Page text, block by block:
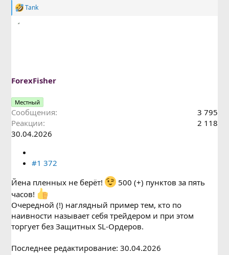
Р
а
Tank
ForexFisher
Местный
Сообщения
3 795
Реакции
2 118
30.04.2026
#1 372
Йена пленных не берёт!
500 (+) пунктов за пять
часов!
Очередной (!) наглядный пример тем, кто по
наивности называет себя трейдером и при этом
торгует без Защитных SL-Ордеров.
Последнее редактирование:30.04.2026